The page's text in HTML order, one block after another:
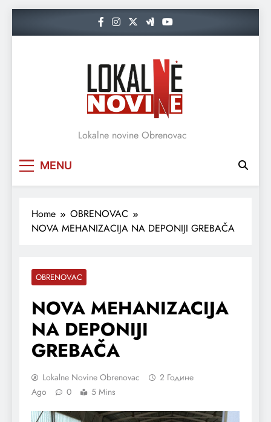
Lokalne novine Obrenovac
MENU
Home
OBRENOVAC
NOVA MEHANIZACIJA NA DEPONIJI GREBAČA
OBRENOVAC
NOVA MEHANIZACIJA
NA DEPONIJI
GREBAČA
Lokalne Novine Obrenovac
2 Године
Ago
0 5 Mins